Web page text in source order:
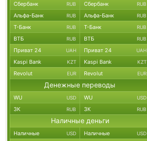
Сбербанк RUB Сбербанк RUB
Альфа-Банк RUB Альфа-Банк RUB
Т-Банк RUB Т-Банк RUB
ВТБ RUB ВТБ RUB
Приват 24 UAH Приват 24 UAH
Kaspi Bank KZT Kaspi Bank KZT
Revolut EUR Revolut EUR
Денежные переводы
WU USD WU USD
ЗК RUB ЗК RUB
Наличные деньги
Наличные USD Наличные USD